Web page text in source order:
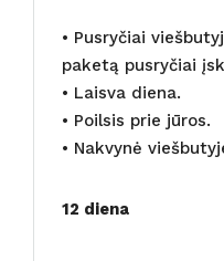
• Pusryčiai
paketą pusryčiai
• Laisva diena.
• Poilsis prie jūros.
• Nakvynė
12 diena